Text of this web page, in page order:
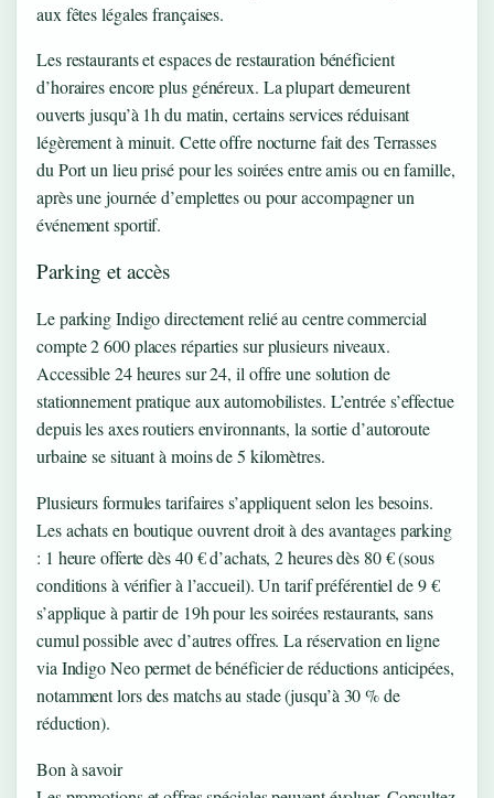
aux fêtes légales françaises.
Les restaurants et espaces de restauration bénéficient
d’horaires encore plus généreux. La plupart demeurent
ouverts jusqu’à 1h du matin, certains services réduisant
légèrement à minuit. Cette offre nocturne fait des Terrasses
du Port un lieu prisé pour les soirées entre amis ou en famille,
après une journée d’emplettes ou pour accompagner un
événement sportif.
Parking et accès
Le parking Indigo directement relié au centre commercial
compte 2 600 places réparties sur plusieurs niveaux.
Accessible 24 heures sur 24, il offre une solution de
stationnement pratique aux automobilistes. L’entrée s’effectue
depuis les axes routiers environnants, la sortie d’autoroute
urbaine se situant à moins de 5 kilomètres.
Plusieurs formules tarifaires s’appliquent selon les besoins.
Les achats en boutique ouvrent droit à des avantages parking
: 1 heure offerte dès 40 € d’achats, 2 heures dès 80 € (sous
conditions à vérifier à l’accueil). Un tarif préférentiel de 9 €
s’applique à partir de 19h pour les soirées restaurants, sans
cumul possible avec d’autres offres. La réservation en ligne
via Indigo Neo permet de bénéficier de réductions anticipées,
notamment lors des matchs au stade (jusqu’à 30 % de
réduction).
Bon à savoir